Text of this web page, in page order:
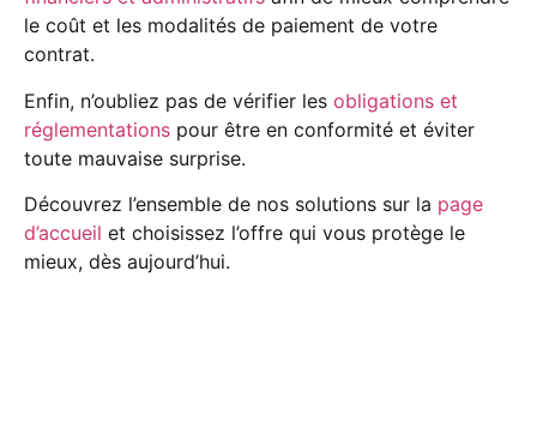
le coût et les modalités de paiement de votre
contrat.
Enfin, n’oubliez pas de vérifier les obligations et
réglementations pour être en conformité et éviter
toute mauvaise surprise.
Découvrez l’ensemble de nos solutions sur la page
d’accueil et choisissez l’offre qui vous protège le
mieux, dès aujourd’hui.